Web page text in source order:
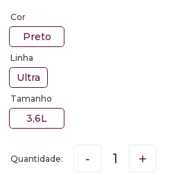
Cor
Preto
Linha
Ultra
Tamanho
3,6L
- +